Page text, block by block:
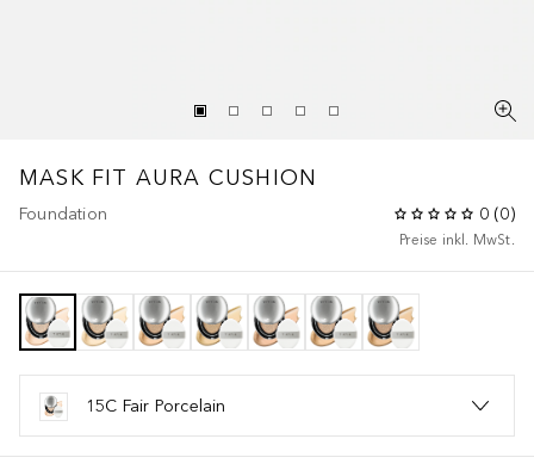
MASK FIT AURA CUSHION
Foundation 0 (0)
Preise inkl. MwSt.
15C Fair Porcelain